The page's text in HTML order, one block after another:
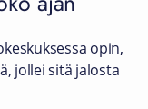
opin,
jollei sitä jalosta